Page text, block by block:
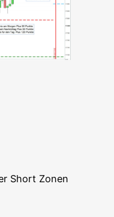
Short Zonen